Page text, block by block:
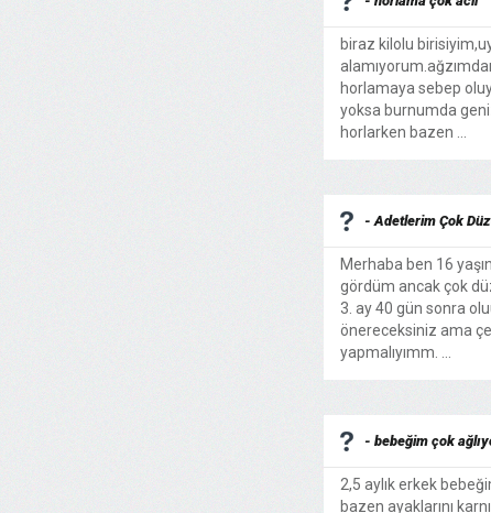
biraz kilolu
horlamaya sebep
yoksa burnumda
horlarken bazen ...
- Adetlerim Çok
Merhaba ben 16
gördüm ancak çok
3. ay 40 gün sonra
önereceksiniz ama
yapmalıyımm. ...
- bebeğim çok
2,5 aylık erkek
bazen ayaklarını